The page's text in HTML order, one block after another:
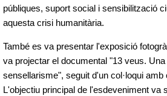
públiques, suport social i sensibilització
aquesta crisi humanitària.
També es va presentar l'exposició
va projectar el documental "13 veus. Una
sensellarisme", seguit d'un col·loqui
L'objectiu principal de l'esdeveniment va